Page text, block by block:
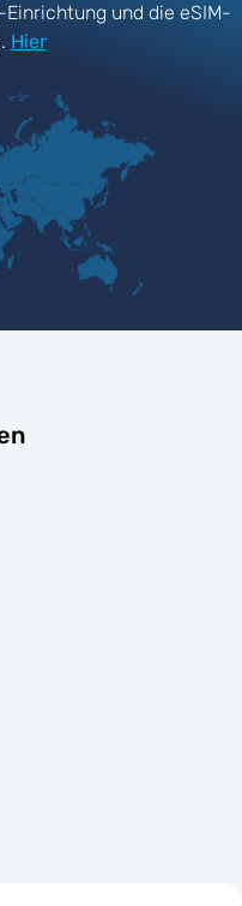
und die eSIM-
Hier